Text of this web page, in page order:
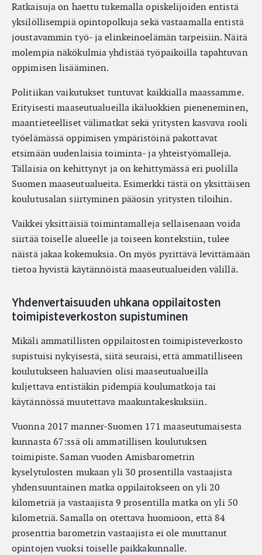
Ratkaisuja on haettu tukemalla opiskelijoiden entistä
yksilöllisempiä opintopolkuja sekä vastaamalla entistä
joustavammin työ- ja elinkeinoelämän tarpeisiin. Näitä
molempia näkökulmia yhdistää työpaikoilla tapahtuvan
oppimisen lisääminen.
Politiikan vaikutukset tuntuvat kaikkialla maassamme.
Erityisesti maaseutualueilla ikäluokkien pieneneminen,
maantieteelliset välimatkat sekä yritysten kasvava rooli
työelämässä oppimisen ympäristöinä pakottavat
etsimään uudenlaisia toiminta- ja yhteistyömalleja.
Tällaisia on kehittynyt ja on kehittymässä eri puolilla
Suomen maaseutualueita. Esimerkki tästä on yksittäisen
koulutusalan siirtyminen pääosin yritysten tiloihin.
Vaikkei yksittäisiä toimintamalleja sellaisenaan voida
siirtää toiselle alueelle ja toiseen kontekstiin, tulee
näistä jakaa kokemuksia. On myös pyrittävä levittämään
tietoa hyvistä käytännöistä maaseutualueiden välillä.
Yhdenvertaisuuden uhkana oppilaitosten
toimipisteverkoston supistuminen
Mikäli ammatillisten oppilaitosten toimipisteverkosto
supistuisi nykyisestä, siitä seuraisi, että ammatilliseen
koulutukseen haluavien olisi maaseutualueilla
kuljettava entistäkin pidempiä koulumatkoja tai
käytännössä muutettava maakuntakeskuksiin.
Vuonna 2017 manner-Suomen 171 maaseutumaisesta
kunnasta 67:ssä oli ammatillisen koulutuksen
toimipiste. Saman vuoden Amisbarometrin
kyselytulosten mukaan yli 30 prosentilla vastaajista
yhdensuuntainen matka oppilaitokseen on yli 20
kilometriä ja vastaajista 9 prosentilla matka on yli 50
kilometriä. Samalla on otettava huomioon, että 84
prosenttia barometrin vastaajista ei ole muuttanut
opintojen vuoksi toiselle paikkakunnalle.